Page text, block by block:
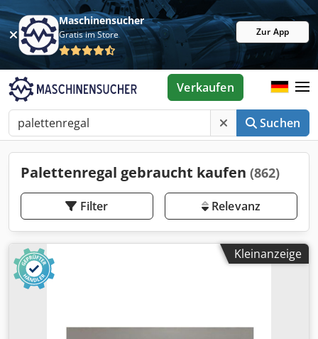
Maschinensucher
Gratis im Store Zur App
Suchen
Verkaufen
Palettenregal gebraucht kaufen (862)
Filter Relevanz
Kleinanzeige